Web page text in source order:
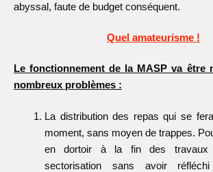
abyssal, faute de budget conséquent.
Quel amateurisme !
Le fonctionnement de la MASP va être
nombreux problèmes :
La distribution des repas qui se
moment, sans moyen de trappes.
en dortoir à la fin des travaux
sectorisation sans avoir